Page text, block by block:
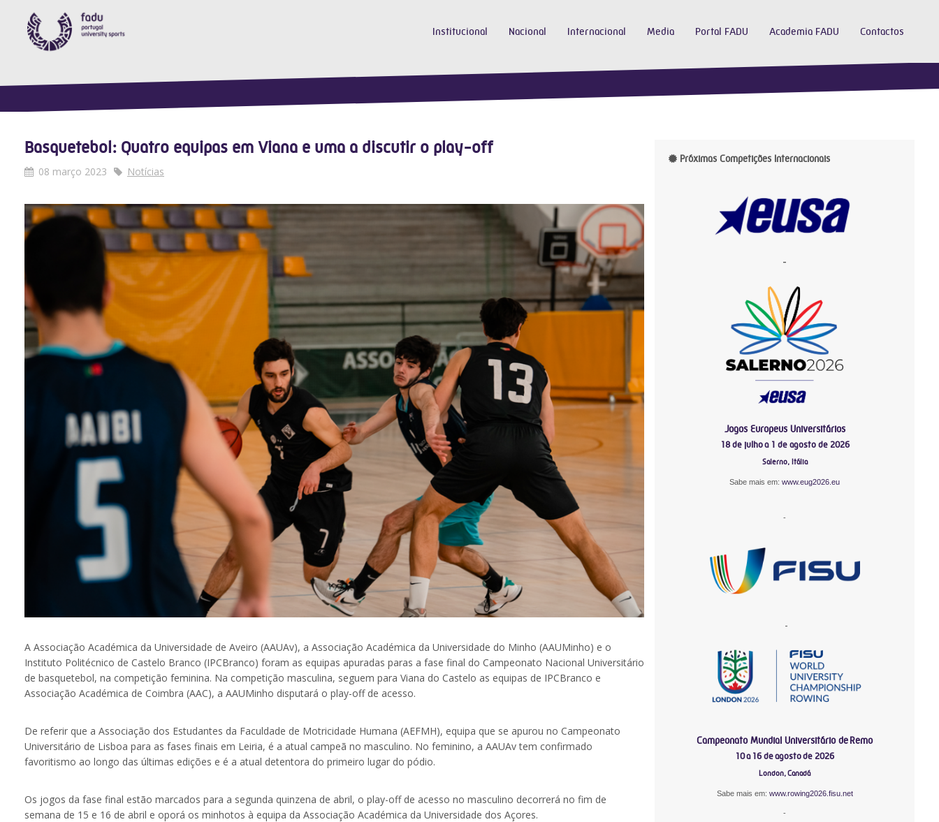
Institucional Nacional Internacional Media Portal FADU Academia FADU Contactos
Basquetebol: Quatro equipas em Viana e uma a discutir o play-off
08 março 2023 Notícias
A Associação Académica da Universidade de Aveiro (AAUAv), a Associação Académica da Universidade do Minho (AAUMinho) e o
Instituto Politécnico de Castelo Branco (IPCBranco) foram as equipas apuradas paras a fase final do Campeonato Nacional Universitário
de basquetebol, na competição feminina. Na competição masculina, seguem para Viana do Castelo as equipas de IPCBranco e
Associação Académica de Coimbra (AAC), a AAUMinho disputará o play-off de acesso.
De referir que a Associação dos Estudantes da Faculdade de Motricidade Humana (AEFMH), equipa que se apurou no Campeonato
Universitário de Lisboa para as fases finais em Leiria, é a atual campeã no masculino. No feminino, a AAUAv tem confirmado
favoritismo ao longo das últimas edições e é a atual detentora do primeiro lugar do pódio.
Os jogos da fase final estão marcados para a segunda quinzena de abril, o play-off de acesso no masculino decorrerá no fim de
semana de 15 e 16 de abril e oporá os minhotos à equipa da Associação Académica da Universidade dos Açores.
Próximas Competições Internacionais
-
Jogos Europeus Universitários
18 de julho a 1 de agosto de 2026
Salerno, Itália
Sabe mais em:www.eug2026.eu
-
-
Campeonato Mundial Universitário de Remo
10 a 16 de agosto de 2026
London, Canadá
Sabe mais em: www.rowing2026.fisu.net
-